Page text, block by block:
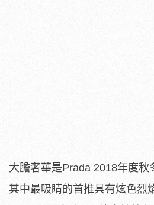
大膽奢華是Prada 2018年度秋
其中最吸睛的首推具有炫色烈